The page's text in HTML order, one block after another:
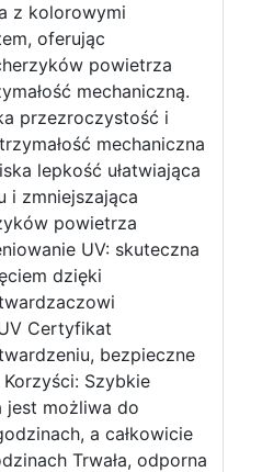
z kolorowymi
oferując
powietrza
mechaniczną.
przezroczystość i
mechaniczna
lepkość ułatwiająca
i zmniejszająca
powietrza
UV: skuteczna
dzięki
Certyfikat
bezpieczne
Szybkie
jest możliwa do
a całkowicie
Trwała, odporna